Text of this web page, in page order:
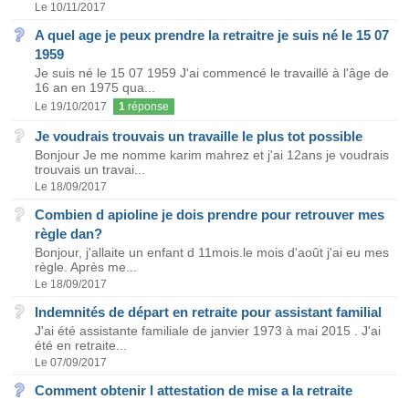
Le 10/11/2017
A quel age je peux prendre la retraitre je suis né le 15 07
1959
Je suis né le 15 07 1959 J'ai commencé le travaillé à l'âge de
16 an en 1975 qua...
Le 19/10/2017 1 réponse
Je voudrais trouvais un travaille le plus tot possible
Bonjour Je me nomme karim mahrez et j'ai 12ans je voudrais
trouvais un travai...
Le 18/09/2017
Combien d apioline je dois prendre pour retrouver mes
règle dan?
Bonjour, j'allaite un enfant d 11mois.le mois d'août j'ai eu mes
règle. Après me...
Le 18/09/2017
Indemnités de départ en retraite pour assistant familial
J'ai été assistante familiale de janvier 1973 à mai 2015 . J'ai
été en retraite...
Le 07/09/2017
Comment obtenir l attestation de mise a la retraite